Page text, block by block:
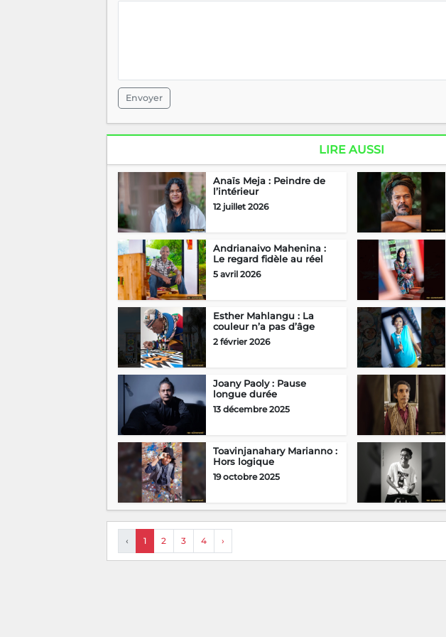
Envoyer
LIRE AUSSI
Anaïs Meja : Peindre de
l’intérieur
12 juillet 2026
Andrianaivo Mahenina :
Le regard fidèle au réel
5 avril 2026
Esther Mahlangu : La
couleur n’a pas d’âge
2 février 2026
Joany Paoly : Pause
longue durée
13 décembre 2025
Toavinjanahary Marianno :
Hors logique
19 octobre 2025
‹ 1 2 3 4 ›